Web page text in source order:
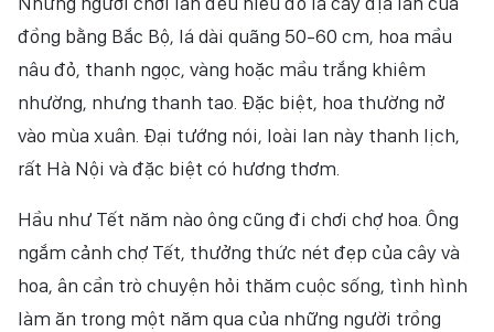
đồng bằng Bắc Bộ, lá dài quãng 50-60 cm, hoa mầu
nâu đỏ, thanh ngọc, vàng hoặc mầu trắng khiêm
nhường, nhưng thanh tao. Đặc biệt, hoa thường nở
vào mùa xuân. Đại tướng nói, loài lan này thanh lịch,
rất Hà Nội và đặc biệt có hương thơm.
Hầu như Tết năm nào ông cũng đi chơi chợ hoa. Ông
ngắm cảnh chợ Tết, thưởng thức nét đẹp của cây và
hoa, ân cần trò chuyện hỏi thăm cuộc sống, tình hình
làm ăn trong một năm qua của những người trồng